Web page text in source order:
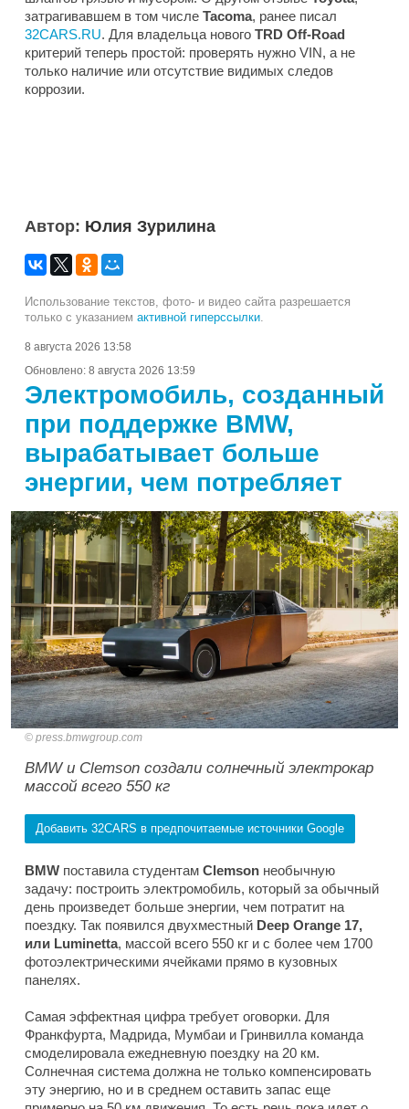
затрагивавшем в том числе Tacoma, ранее писал
32CARS.RU. Для владельца нового TRD Off-Road
критерий теперь простой: проверять нужно VIN, а не
только наличие или отсутствие видимых следов
коррозии.
Автор: Юлия Зурилина
Использование текстов, фото- и видео сайта разрешается
только с указанием активной гиперссылки.
8 августа 2026 13:58
Обновлено: 8 августа 2026 13:59
Электромобиль, созданный
при поддержке BMW,
вырабатывает больше
энергии, чем потребляет
press.bmwgroup.com
BMW и Clemson создали солнечный электрокар
массой всего 550 кг
Добавить 32CARS в предпочитаемые источники Google
BMW поставила студентам Clemson необычную
задачу: построить электромобиль, который за обычный
день произведет больше энергии, чем потратит на
поездку. Так появился двухместный Deep Orange 17,
или Luminetta, массой всего 550 кг и с более чем 1700
фотоэлектрическими ячейками прямо в кузовных
панелях.
Самая эффектная цифра требует оговорки. Для
Франкфурта, Мадрида, Мумбаи и Гринвилла команда
смоделировала ежедневную поездку на 20 км.
Солнечная система должна не только компенсировать
эту энергию, но и в среднем оставить запас еще